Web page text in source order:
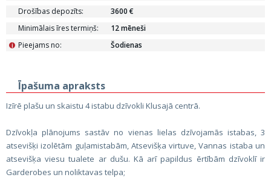
Drošības depozīts:
3600 €
Minimālais īres termiņš:
12 mēneši
Pieejams no:
i Šodienas
Īpašuma apraksts
Izīrē plašu un skaistu 4 istabu dzīvokli Klusajā centrā.
Dzīvokļa plānojums sastāv no vienas lielas dzīvojamās istabas, 3
atsevišķi izolētām guļamistabām, Atsevišķa virtuve, Vannas istaba un
atsevišķa viesu tualete ar dušu. Kā arī papildus ērtībām dzīvoklī ir
Garderobes un noliktavas telpa;